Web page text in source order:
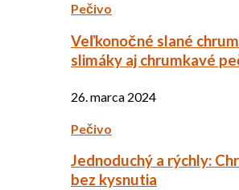
Pečivo
Veľkonočné slané
slimáky aj chrumkavé
26. marca 2024
Pečivo
Jednoduchý a rýchly:
bez kysnutia